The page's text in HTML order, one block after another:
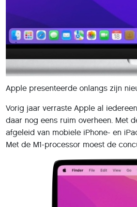
Apple presenteerde onlangs zijn
Vorig jaar verraste Apple al
daar nog eens ruim overheen. Met
afgeleid van mobiele iPhone- en
Met de M1-processor moest de